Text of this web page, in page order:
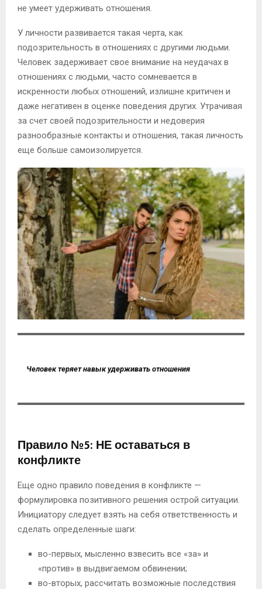
не умеет удерживать отношения.
У личности развивается такая черта, как
подозрительность в отношениях с другими людьми.
Человек задерживает свое внимание на неудачах в
отношениях с людьми, часто сомневается в
искренности любых отношений, излишне критичен и
даже негативен в оценке поведения других. Утрачивая
за счет своей подозрительности и недоверия
разнообразные контакты и отношения, такая личность
еще больше самоизолируется.
Человек теряет навык удерживать отношения
Правило №5: НЕ оставаться в
конфликте
Еще одно правило поведения в конфликте —
формулировка позитивного решения острой ситуации.
Инициатору следует взять на себя ответственность и
сделать определенные шаги:
во-первых, мысленно взвесить все «за» и
«против» в выдвигаемом обвинении;
во-вторых, рассчитать возможные последствия